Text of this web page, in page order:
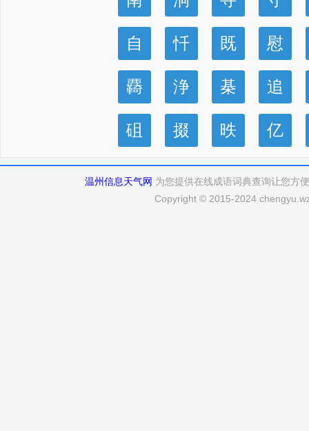
自 忏 既 慰
覉 浄 棊 追
砠 掇 昳 亿
温州信息天气网 为您提供在线成语词典查询让您方
Copyright © 2015-2024